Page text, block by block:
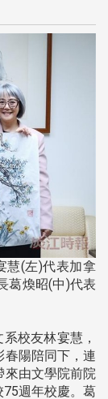
慧(左)代表加拿
葛煥昭(中)代表
校友林宴慧，
春陽陪同下，連
來由文學院前院
週年校慶。葛